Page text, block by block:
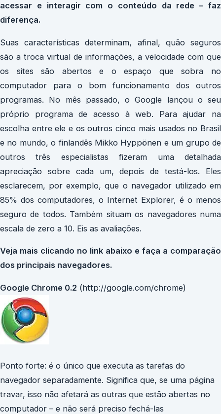
acessar e interagir com o conteúdo da rede – faz
diferença.
Suas características determinam, afinal, quão seguros
são a troca virtual de informações, a velocidade com que
os sites são abertos e o espaço que sobra no
computador para o bom funcionamento dos outros
programas. No mês passado, o Google lançou o seu
próprio programa de acesso à web. Para ajudar na
escolha entre ele e os outros cinco mais usados no Brasil
e no mundo, o finlandês Mikko Hyppönen e um grupo de
outros três especialistas fizeram uma detalhada
apreciação sobre cada um, depois de testá-los. Eles
esclarecem, por exemplo, que o navegador utilizado em
85% dos computadores, o Internet Explorer, é o menos
seguro de todos. Também situam os navegadores numa
escala de zero a 10. Eis as avaliações.
Veja mais clicando no link abaixo e faça a comparação
dos principais navegadores.
Google Chrome 0.2 (http://google.com/chrome)
Ponto forte: é o único que executa as tarefas do
navegador separadamente. Significa que, se uma página
travar, isso não afetará as outras que estão abertas no
computador – e não será preciso fechá-las